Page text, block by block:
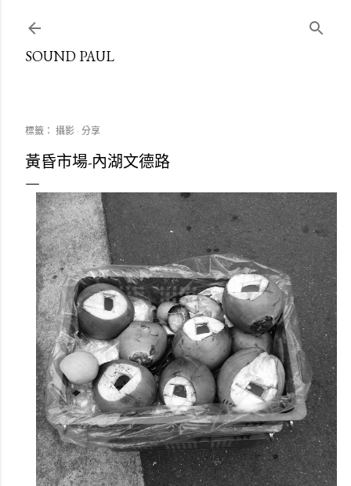
SOUND PAUL
標籤： 攝影 分享
黃昏市場-內湖文德路